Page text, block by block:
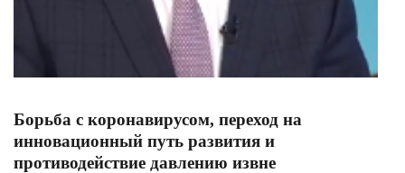
Борьба с коронавирусом, переход на
инновационный путь развития и
противодействие давлению извне